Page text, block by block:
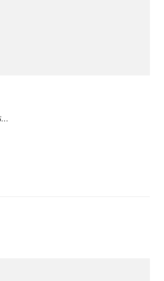
اس مہینے کے شروع میں، ٹویٹر نے اعلان کیا کہ یہ جا رہا ہے اس کے API تک مفت رسائی…